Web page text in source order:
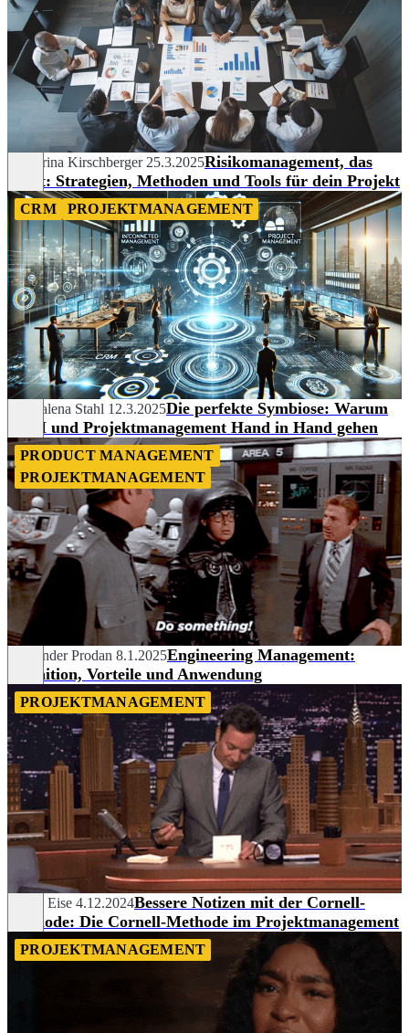
Katharina Kirschberger 25.3.2025Risikomanagement, das
wirkt: Strategien, Methoden und Tools für dein Projekt
CRM PROJEKTMANAGEMENT
Magdalena Stahl 12.3.2025Die perfekte Symbiose: Warum
CRM und Projektmanagement Hand in Hand gehen
PRODUCT MANAGEMENT
PROJEKTMANAGEMENT
Alexander Prodan 8.1.2025Engineering Management:
Definition, Vorteile und Anwendung
PROJEKTMANAGEMENT
Pascal Eise 4.12.2024Bessere Notizen mit der Cornell-
Methode: Die Cornell-Methode im Projektmanagement
PROJEKTMANAGEMENT